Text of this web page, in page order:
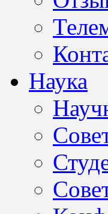
Наука